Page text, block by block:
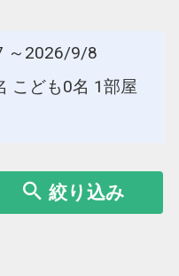
～2026/9/8
こども0名 1部屋
絞り込み